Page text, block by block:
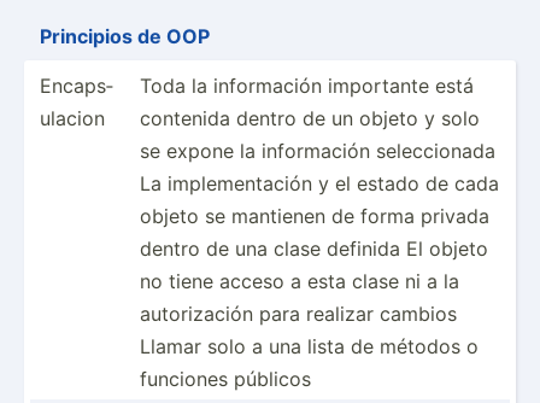
Principios de OOP
Encaps­
ulacion
Toda la inform­ación importante está
contenida dentro de un objeto y solo
se expone la inform­ación selecc­ionada
La implem­ent­ación y el estado de cada
objeto se mantienen de forma privada
dentro de una clase definida El objeto
no tiene acceso a esta clase ni a la
autori­zación para realizar cambios
Llamar solo a una lista de métodos o
funciones públicos